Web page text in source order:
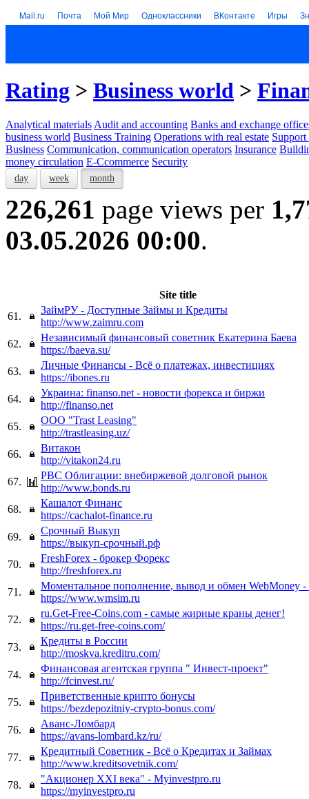
Mail.ru Почта Мой Мир Одноклассники ВКонтакте Игры
Rating > Business world >
Analytical materials Audit and accounting Banks and exchange
business world Business Training Operations with real estate Support
Business Communication, communication operators Insurance
money circulation E-Ccommerce Security
day week month
226,261 page views per
03.05.2026 00:00.
Site title
61.
ЗаймРУ - Доступные Займы и Кредиты
http://www.zaimru.com
62.
Независимый финансовый советник Екатерина Баева
https://baeva.su/
63.
Личные Финансы - Всё о платежах, инвестициях
https://ibones.ru
64.
Украина: finanso.net - новости форекса и биржи
http://finanso.net
65.
OOO "Trast Leasing"
http://trastleasing.uz/
66.
Витакон
http://vitakon24.ru
67.
РВС Облигации: внебиржевой долговой рынок
http://www.bonds.ru
68.
Кашалот Финанс
https://cachalot-finance.ru
69.
Срочный Выкуп
https://выкуп-срочный.рф
70.
FreshForex - брокер Форекс
http://freshforex.ru
71.
Моментальное пополнение, вывод и обмен WebMoney
https://www.wmsim.ru
72.
ru.Get-Free-Coins.com - самые жирные краны денег!
https://ru.get-free-coins.com/
73.
Кредиты в России
http://moskva.kreditru.com/
74.
Финансовая агентская группа " Инвест-проект"
http://fcinvest.ru/
75.
Приветственные крипто бонусы
https://bezdepozitniy-crypto-bonus.com/
76.
Аванс-Ломбард
https://avans-lombard.kz/ru/
77.
Кредитный Советник - Всё о Кредитах и Займах
http://www.kreditsovetnik.com/
78.
"Акционер XXI века" - Myinvestpro.ru
https://myinvestpro.ru